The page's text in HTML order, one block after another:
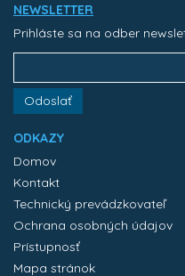
NEWSLETTER
Prihláste sa na odber
Odoslať
ODKAZY
Domov
Kontakt
Technický prevádzkovateľ
Ochrana osobných údajov
Prístupnosť
Mapa stránok